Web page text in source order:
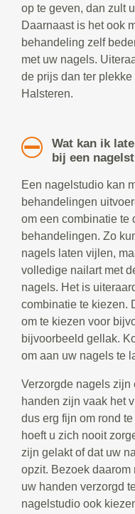
op te geven, dan zult
Daarnaast is het ook
behandeling zelf
met uw nagels.
de prijs dan ter
Halsteren.
Wat kan ik
bij een
Een nagelstudio kan
behandelingen
om een combinatie te
behandelingen. Zo
nagels laten vijlen,
volledige nailart met
nagels. Het is
combinatie te kiezen.
om te kiezen voor
bijvoorbeeld gellak.
om aan uw nagels te
Verzorgde nagels zijn
handen zijn vaak het
dus erg fijn om rond
hoeft u zich nooit
zijn gelakt of dat uw
opzit. Bezoek
uw handen verzorgd
nagelstudio ook